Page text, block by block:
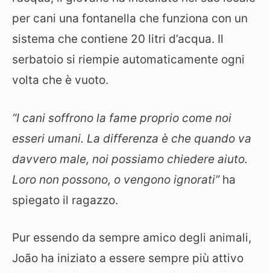
per cani una fontanella che funziona con un
sistema che contiene 20 litri d’acqua. Il
serbatoio si riempie automaticamente ogni
volta che è vuoto.
“I cani soffrono la fame proprio come noi
esseri umani. La differenza è che quando va
davvero male, noi possiamo chiedere aiuto.
Loro non possono, o vengono ignorati”ha
spiegato il ragazzo.
Pur essendo da sempre amico degli animali,
João ha iniziato a essere sempre più attivo